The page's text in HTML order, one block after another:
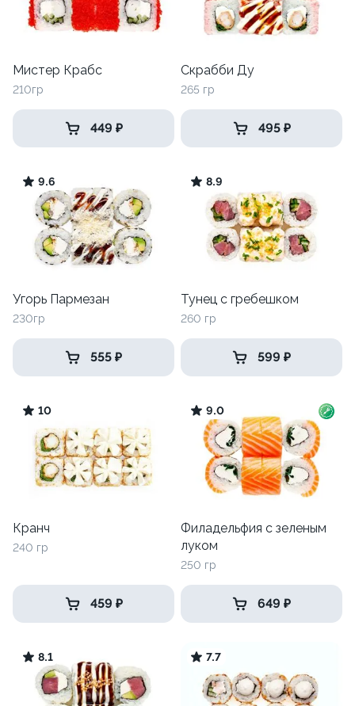
Мистер Крабс
210гр
449 ₽
Скрабби Ду
265 гр
495 ₽
9.6
Угорь Пармезан
230гр
555 ₽
8.9
Тунец с гребешком
260 гр
599 ₽
10
Кранч
240 гр
459 ₽
9.0
Филадельфия с зеленым
луком
250 гр
649 ₽
8.1 7.7